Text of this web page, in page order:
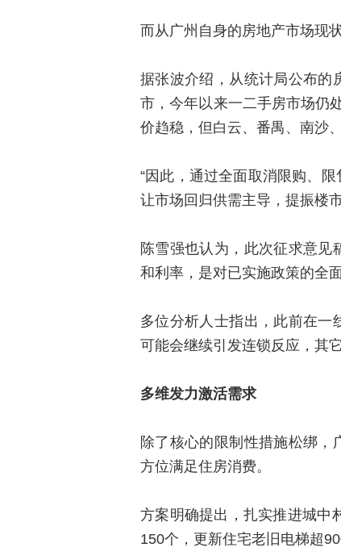
而从广州自身的房地产市场现
据张波介绍，从统计局公布的
市，今年以来一二手房市场仍
价趋稳，但白云、番禺、南沙
“因此，通过全面取消限购、
让市场回归供需主导，提振楼
陈雪强也认为，此次征求意见
和利率，是对已实施政策的全
多位分析人士指出，此前在一
可能会继续引发连锁反应，其
多维发力激活需求
除了核心的限制性措施松绑
方位满足住房消费。
方案明确提出，扎实推进城中
150个，更新住宅老旧电梯超